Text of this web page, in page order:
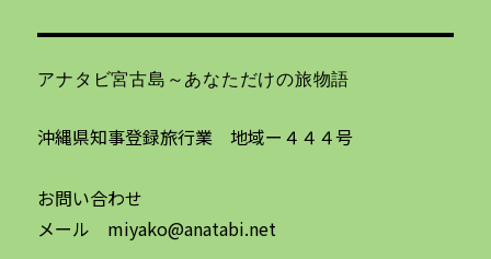
アナタビ宮古島～あなただけの旅物語
沖縄県知事登録旅行業 地域ー４４４号
お問い合わせ
メール miyako@anatabi.net